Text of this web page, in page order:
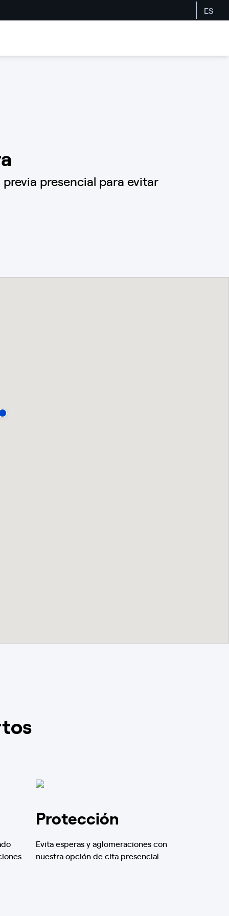
ES
presencial para evitar
Protección
Evita esperas y aglomeraciones con
nuestra opción de cita presencial.